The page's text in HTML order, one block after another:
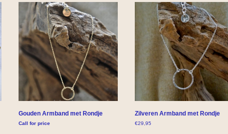
Gouden Armband met Rondje
Call for price
Zilveren Armband met Rondje
€29,95